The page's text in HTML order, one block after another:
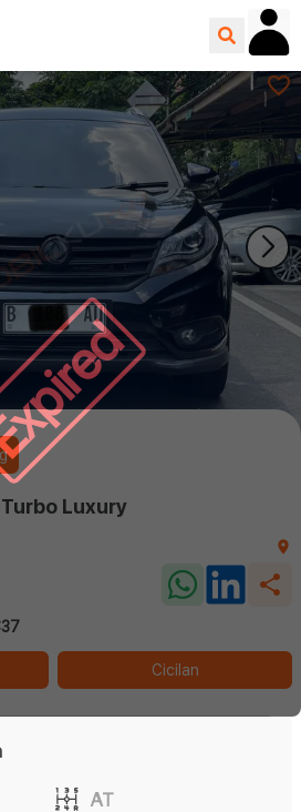
580 1.5 Turbo Luxury
Cicilan
AT